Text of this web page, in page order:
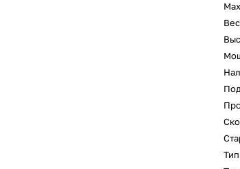
Тип
Получайте
Оставшиеся75
с вашей карты